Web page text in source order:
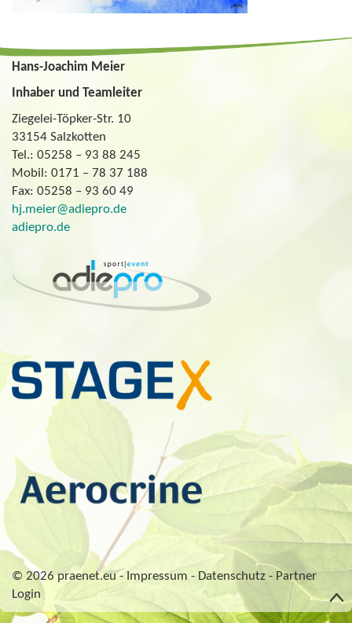
Hans-Joachim Meier
Inhaber und Teamleiter
Ziegelei-Töpker-Str. 10
33154 Salzkotten
Tel.: 05258 – 93 88 245
Mobil: 0171 – 78 37 188
Fax: 05258 – 93 60 49
hj.meier@adiepro.de
adiepro.de
© 2026 praenet.eu -Impressum - Datenschutz - Partner
Login
